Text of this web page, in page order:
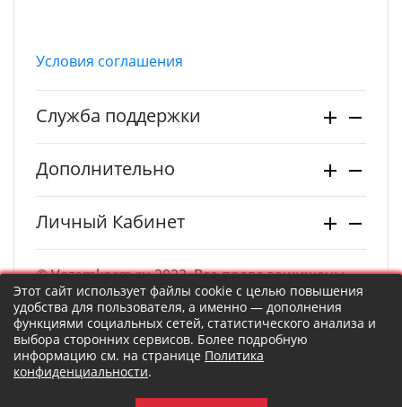
Условия соглашения
Служба поддержки
Дополнительно
Личный Кабинет
© Vezemkorm.ru 2022. Все права защищены.
Этот сайт использует файлы cookie с целью повышения
удобства для пользователя, а именно — дополнения
функциями социальных сетей, статистического анализа и
выбора сторонних сервисов. Более подробную
информацию см. на странице Политика
конфиденциальности.